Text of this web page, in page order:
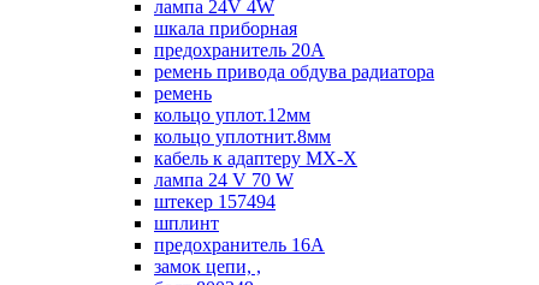
лампа 24V 4W
шкала приборная
предохранитель 20А
ремень привода обдува радиатора
ремень
кольцо уплот.12мм
кольцо уплотнит.8мм
кабель к адаптеру МХ-Х
лампа 24 V 70 W
штекер 157494
шплинт
предохранитель 16А
замок цепи, ,